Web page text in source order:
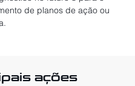
de planos de ação ou
ações